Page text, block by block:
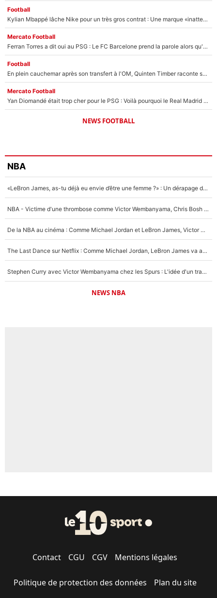
Football
Kylian Mbappé lâche Nike pour un très gros contrat : Une marque «inattendue» va frapper très fort
Mercato Football
Ferran Torres a dit oui au PSG : Le FC Barcelone prend la parole alors qu'un transfert de l'attaquant espagnol prend forme
Football
En plein cauchemar après son transfert à l'OM, Quinten Timber raconte ses doutes après sa signature à Marseille
Mercato Football
Yan Diomandé était trop cher pour le PSG : Voilà pourquoi le Real Madrid a accepté de payer la somme record de 140M€ pour boucler son transfert !
NEWS FOOTBALL
NBA
«LeBron James, as-tu déjà eu envie d’être une femme ?» : Un dérapage de Donald Trump sur la superstar de la NBA refait surface
NBA - Victime d'une thrombose comme Victor Wembanyama, Chris Bosh prévient le Français des risques sur sa santé : «J’ai failli mourir sur le coup et j’ai été ramené à la vie»
De la NBA au cinéma : Comme Michael Jordan et LeBron James, Victor Wembanyama rêve d'une carrière d'acteur !
The Last Dance sur Netflix : Comme Michael Jordan, LeBron James va avoir le droit à sa série !
Stephen Curry avec Victor Wembanyama chez les Spurs : L'idée d'un trade historique est lancée en NBA !
NEWS NBA
Contact CGU CGV Mentions légales
Politique de protection des données Plan du site